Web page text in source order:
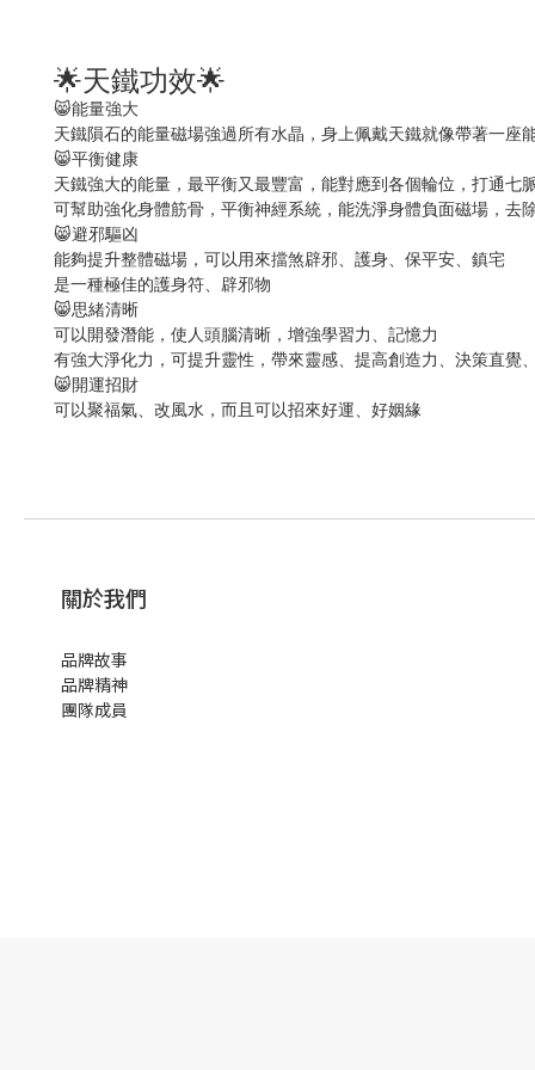
🌟天鐵功效🌟
😸能量強大
天鐵隕石的能量磁場強過所有水晶，身上佩戴天鐵就像帶著一座
😸平衡健康
天鐵強大的能量，最平衡又最豐富，能對應到各個輪位，打通
可幫助強化身體筋骨，平衡神經系統，能洗淨身體負面磁場，去
😸避邪驅凶
能夠提升整體磁場，可以用來擋煞辟邪、護身、保平安、鎮宅
是一種極佳的護身符、辟邪物
😸思緒清晰
可以開發潛能，使人頭腦清晰，增強學習力、記憶力
有強大淨化力，可提升靈性，帶來靈感、提高創造力、決策直覺
😸開運招財
可以聚福氣、改風水，而且可以招來好運、好姻緣
關於我們
品牌故事
品牌精神
團隊成員